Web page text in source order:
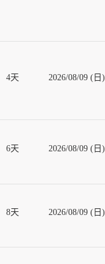
4天 2026/08/09 (日)
6天 2026/08/09 (日)
8天 2026/08/09 (日)